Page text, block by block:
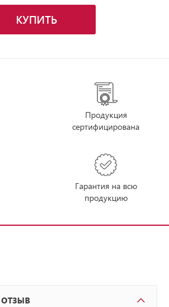
КУПИТЬ
Продукция
сертифицирована
Гарантия на всю
продукцию